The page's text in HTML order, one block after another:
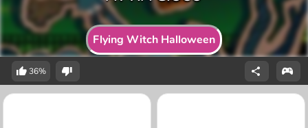
Flying Witch Halloween
36%